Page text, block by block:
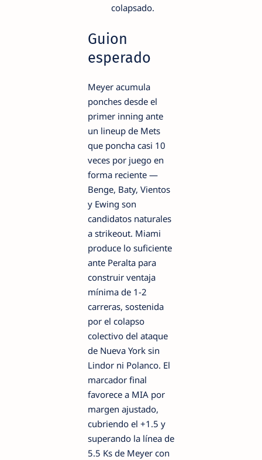
colapsado.
Guion
esperado
Meyer acumula
ponches desde el
primer inning ante
un lineup de Mets
que poncha casi 10
veces por juego en
forma reciente —
Benge, Baty, Vientos
y Ewing son
candidatos naturales
a strikeout. Miami
produce lo suficiente
ante Peralta para
construir ventaja
mínima de 1-2
carreras, sostenida
por el colapso
colectivo del ataque
de Nueva York sin
Lindor ni Polanco. El
marcador final
favorece a MIA por
margen ajustado,
cubriendo el +1.5 y
superando la línea de
5.5 Ks de Meyer con